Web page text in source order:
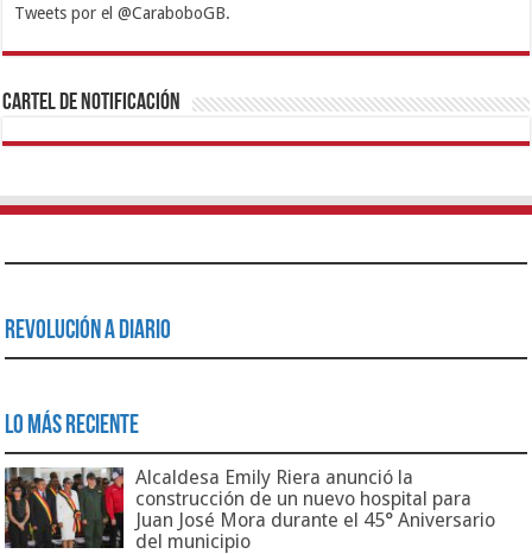
Tweets por el @CaraboboGB.
1xbetBetturkeyBetistKralbetSupertotobetTipobetMatadorbetMariobet
https://mvbcasino.com/
Cartel de Notificación
Revolución a Diario
Lo Más Reciente
Alcaldesa Emily Riera anunció la
construcción de un nuevo hospital para
Juan José Mora durante el 45° Aniversario
del municipio